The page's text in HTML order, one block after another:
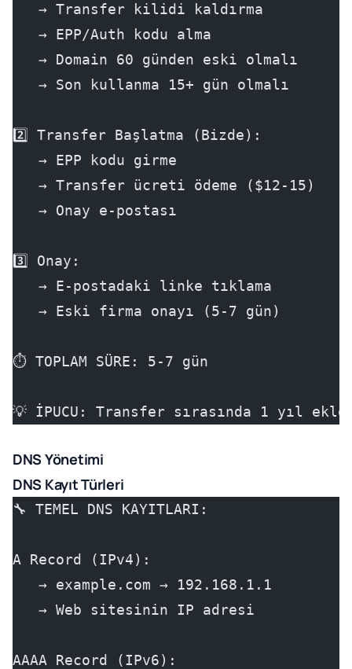
   → Transfer kilidi kaldırma
   → EPP/Auth kodu alma
   → Domain 60 günden eski olmalı
   → Son kullanma 15+ gün olmalı
2️⃣ Transfer Başlatma (Bizde):
   → EPP kodu girme
   → Transfer ücreti ödeme ($12-15)
   → Onay e-postası
3️⃣ Onay:
   → E-postadaki linke tıklama
   → Eski firma onayı (5-7 gün)
⏱️ TOPLAM SÜRE: 5-7 gün
💡 İPUCU: Transfer sırasında 1 yıl
DNS Yönetimi
DNS Kayıt Türleri
🔧 TEMEL DNS KAYITLARI:
A Record (IPv4):
   → example.com → 192.168.1.1
   → Web sitesinin IP adresi
AAAA Record (IPv6):